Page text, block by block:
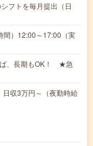
フトを毎月提出（日
）12:00～17:00（実
、長期もOK！ ★急
収3万円～（夜勤時給